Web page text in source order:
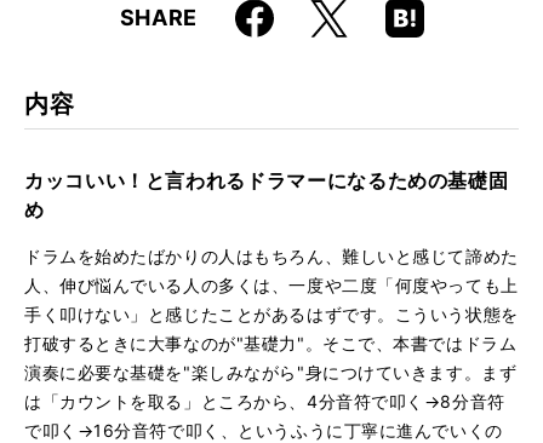
9784845620593
SHARE Faceboo
k
X
Hatena
Boo
内容
カッコいい！と言われるドラマーになるための基礎固
め
ドラムを始めたばかりの人はもちろん、難しいと感じて諦めた
人、伸び悩んでいる人の多くは、一度や二度「何度やっても上
手く叩けない」と感じたことがあるはずです。こういう状態を
打破するときに大事なのが"基礎力"。そこで、本書ではドラム
演奏に必要な基礎を"楽しみながら"身につけていきます。まず
は「カウントを取る」ところから、4分音符で叩く→8分音符
で叩く→16分音符で叩く、というふうに丁寧に進んでいくの